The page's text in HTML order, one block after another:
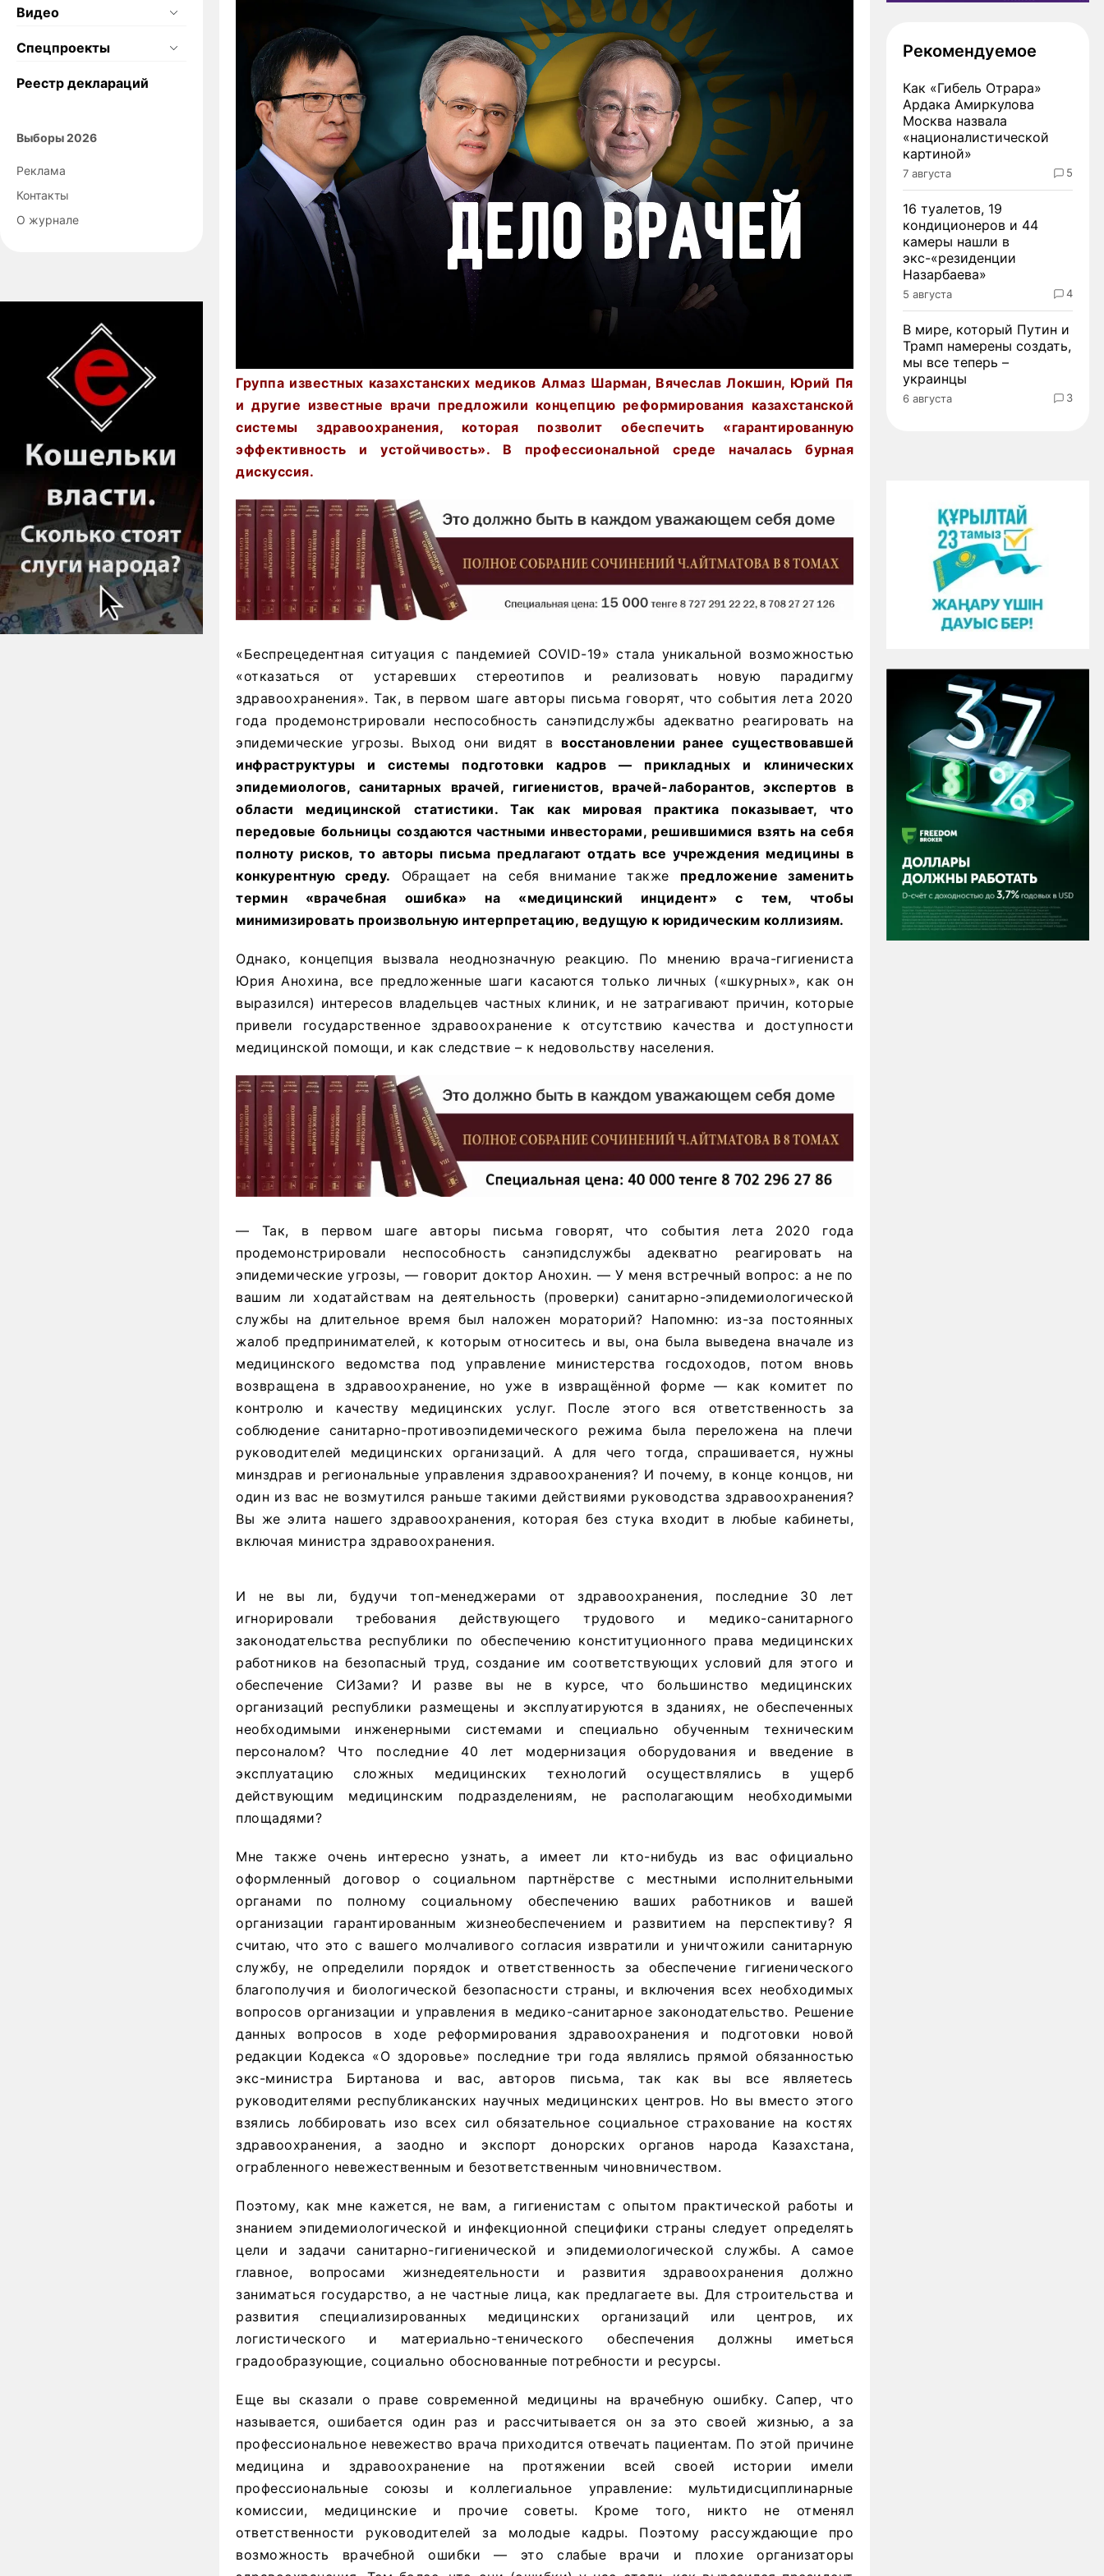
Видео
Спецпроекты
Реестр деклараций
Выборы 2026
Реклама
Контакты
О журнале
Группа известных казахстанских медиков Алмаз Шарман, Вячеслав Локшин, Юрий Пя
и другие известные врачи предложили концепцию реформирования казахстанской
системы здравоохранения, которая позволит обеспечить «гарантированную
эффективность и устойчивость». В профессиональной среде началась бурная
дискуссия.
«Беспрецедентная ситуация с пандемией COVID-19» стала уникальной возможностью
«отказаться от устаревших стереотипов и реализовать новую парадигму
здравоохранения». Так, в первом шаге авторы письма говорят, что события лета 2020
года продемонстрировали неспособность санэпидслужбы адекватно реагировать на
эпидемические угрозы. Выход они видят в восстановлении ранее существовавшей
инфраструктуры и системы подготовки кадров — прикладных и клинических
эпидемиологов, санитарных врачей, гигиенистов, врачей-лаборантов, экспертов в
области медицинской статистики. Так как мировая практика показывает, что
передовые больницы создаются частными инвесторами, решившимися взять на себя
полноту рисков, то авторы письма предлагают отдать все учреждения медицины в
конкурентную среду. Обращает на себя внимание также предложение заменить
термин «врачебная ошибка» на «медицинский инцидент» с тем, чтобы
минимизировать произвольную интерпретацию, ведущую к юридическим коллизиям.
Однако, концепция вызвала неоднозначную реакцию. По мнению врача-гигиениста
Юрия Анохина, все предложенные шаги касаются только личных («шкурных», как он
выразился) интересов владельцев частных клиник, и не затрагивают причин, которые
привели государственное здравоохранение к отсутствию качества и доступности
медицинской помощи, и как следствие – к недовольству населения.
— Так, в первом шаге авторы письма говорят, что события лета 2020 года
продемонстрировали неспособность санэпидслужбы адекватно реагировать на
эпидемические угрозы, — говорит доктор Анохин. — У меня встречный вопрос: а не по
вашим ли ходатайствам на деятельность (проверки) санитарно-эпидемиологической
службы на длительное время был наложен мораторий? Напомню: из-за постоянных
жалоб предпринимателей, к которым относитесь и вы, она была выведена вначале из
медицинского ведомства под управление министерства госдоходов, потом вновь
возвращена в здравоохранение, но уже в извращённой форме — как комитет по
контролю и качеству медицинских услуг. После этого вся ответственность за
соблюдение санитарно-противоэпидемического режима была переложена на плечи
руководителей медицинских организаций. А для чего тогда, спрашивается, нужны
минздрав и региональные управления здравоохранения? И почему, в конце концов, ни
один из вас не возмутился раньше такими действиями руководства здравоохранения?
Вы же элита нашего здравоохранения, которая без стука входит в любые кабинеты,
включая министра здравоохранения.
И не вы ли, будучи топ-менеджерами от здравоохранения, последние 30 лет
игнорировали требования действующего трудового и медико-санитарного
законодательства республики по обеспечению конституционного права медицинских
работников на безопасный труд, создание им соответствующих условий для этого и
обеспечение СИЗами? И разве вы не в курсе, что большинство медицинских
организаций республики размещены и эксплуатируются в зданиях, не обеспеченных
необходимыми инженерными системами и специально обученным техническим
персоналом? Что последние 40 лет модернизация оборудования и введение в
эксплуатацию сложных медицинских технологий осуществлялись в ущерб
действующим медицинским подразделениям, не располагающим необходимыми
площадями?
Мне также очень интересно узнать, а имеет ли кто-нибудь из вас официально
оформленный договор о социальном партнёрстве с местными исполнительными
органами по полному социальному обеспечению ваших работников и вашей
организации гарантированным жизнеобеспечением и развитием на перспективу? Я
считаю, что это с вашего молчаливого согласия извратили и уничтожили санитарную
службу, не определили порядок и ответственность за обеспечение гигиенического
благополучия и биологической безопасности страны, и включения всех необходимых
вопросов организации и управления в медико-санитарное законодательство. Решение
данных вопросов в ходе реформирования здравоохранения и подготовки новой
редакции Кодекса «О здоровье» последние три года являлись прямой обязанностью
экс-министра Биртанова и вас, авторов письма, так как вы все являетесь
руководителями республиканских научных медицинских центров. Но вы вместо этого
взялись лоббировать изо всех сил обязательное социальное страхование на костях
здравоохранения, а заодно и экспорт донорских органов народа Казахстана,
ограбленного невежественным и безответственным чиновничеством.
Поэтому, как мне кажется, не вам, а гигиенистам с опытом практической работы и
знанием эпидемиологической и инфекционной специфики страны следует определять
цели и задачи санитарно-гигиенической и эпидемиологической службы. А самое
главное, вопросами жизнедеятельности и развития здравоохранения должно
заниматься государство, а не частные лица, как предлагаете вы. Для строительства и
развития специализированных медицинских организаций или центров, их
логистического и материально-тенического обеспечения должны иметься
градообразующие, социально обоснованные потребности и ресурсы.
Еще вы сказали о праве современной медицины на врачебную ошибку. Сапер, что
называется, ошибается один раз и рассчитывается он за это своей жизнью, а за
профессиональное невежество врача приходится отвечать пациентам. По этой причине
медицина и здравоохранение на протяжении всей своей истории имели
профессиональные союзы и коллегиальное управление: мультидисциплинарные
комиссии, медицинские и прочие советы. Кроме того, никто не отменял
ответственности руководителей за молодые кадры. Поэтому рассуждающие про
возможность врачебной ошибки — это слабые врачи и плохие организаторы
Рекомендуемое
Как «Гибель Отрара»
Ардака Амиркулова
Москва назвала
«националистической
картиной»
7 августа 5
16 туалетов, 19
кондиционеров и 44
камеры нашли в
экс-«резиденции
Назарбаева»
5 августа 4
В мире, который Путин и
Трамп намерены создать,
мы все теперь –
украинцы
6 августа 3